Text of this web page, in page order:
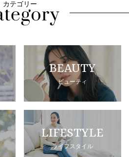
カテゴリー
BEAUTY
ビューティ
LIFESTYLE
ライフスタイル